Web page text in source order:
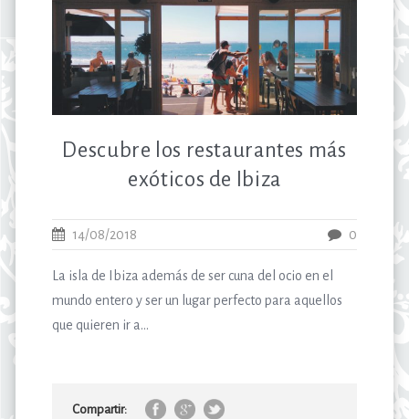
Descubre los restaurantes más
exóticos de Ibiza
14/08/2018 0
La isla de Ibiza además de ser cuna del ocio en el
mundo entero y ser un lugar perfecto para aquellos
que quieren ir a...
Compartir: